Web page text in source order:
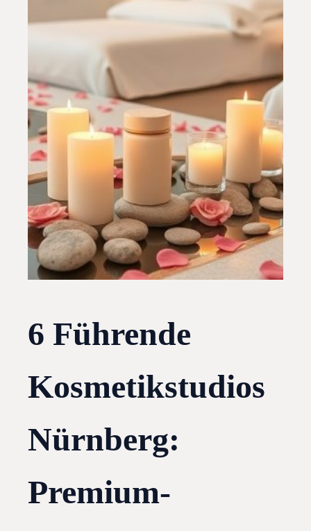
6 Führende
Kosmetikstudios
Nürnberg:
Premium-